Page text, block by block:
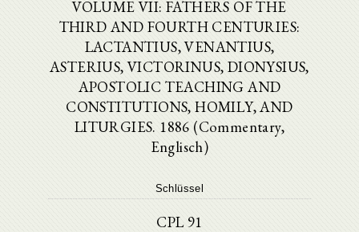
VOLUME VII: FATHERS OF THE
THIRD AND FOURTH CENTURIES:
LACTANTIUS, VENANTIUS,
ASTERIUS, VICTORINUS, DIONYSIUS,
APOSTOLIC TEACHING AND
CONSTITUTIONS, HOMILY, AND
LITURGIES. 1886 (Commentary,
Englisch)
Schlüssel
CPL 91